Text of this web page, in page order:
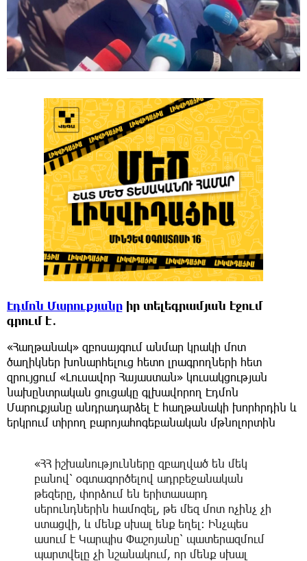
Էդմոն Մարուքյանը իր տելեգրամյան էջում
գրում է․
«Հաղթանակ» զբոսայգում անմար կրակի մոտ
ծաղիկներ խոնարհելուց հետո լրագրողների հետ
զրույցում «Լուսավոր Հայաստան» կուսակցության
նախընտրական ցուցակը գլխավորող Էդմոն
Մարուքյանը անդրադարձել է հաղթանակի խորհրդին և
երկրում տիրող բարոյահոգեբանական մթնոլորտին
«ՀՀ իշխանությունները զբաղված են մեկ
բանով՝ օգտագործելով ադրբեջանական
թեզերը, փորձում են երիտասարդ
սերունդներին համոզել, թե մեզ մոտ ոչինչ չի
ստացվի, և մենք սխալ ենք եղել։ Ինչպես
ասում է Կարպիս Փաշոյանը՝ պատերազմում
պարտվելը չի նշանակում, որ մենք սխալ